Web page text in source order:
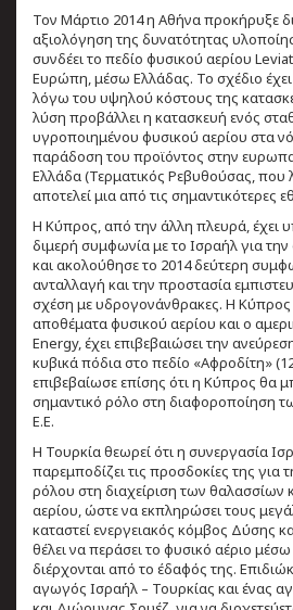
Τον Μάρτιο 2014 η Αθήνα προκήρυξε
αξιολόγηση της δυνατότητας
συνδέει το πεδίο φυσικού αερίου
Ευρώπη, μέσω Ελλάδας. Το σχέδιο
λόγω του υψηλού κόστους της
λύση προβάλλει η κατασκευή ενός
υγροποιημένου φυσικού αερίου στα
παράδοση του προϊόντος στην
Ελλάδα (Τερματικός Ρεβυθούσας, που
αποτελεί μια από τις σημαντικότερες
Η Κύπρος, από την άλλη πλευρά, έχει
διμερή συμφωνία με το Ισραήλ για
και ακολούθησε το 2014 δεύτερη
ανταλλαγή και την προστασία
σχέση με υδρογονάνθρακες. Η Κύπρος
αποθέματα φυσικού αερίου και ο
Energy, έχει επιβεβαιώσει την
κυβικά πόδια στο πεδίο «Αφροδίτη»
επιβεβαίωσε επίσης ότι η Κύπρος θα
σημαντικό ρόλο στη διαφοροποίηση
Ε.Ε.
Η Τουρκία θεωρεί ότι η συνεργασία
παρεμποδίζει τις προσδοκίες της
ρόλου στη διαχείριση των θαλασσίων
αερίου, ώστε να εκπληρώσει τους
καταστεί ενεργειακός κόμβος Δύσης
θέλει να περάσει το φυσικό αέριο
διέρχονται από το έδαφός της.
αγωγός Ισραήλ – Τουρκίας και ένας